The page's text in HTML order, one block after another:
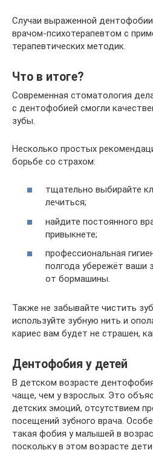
Случаи выраженной
врачом-психотерапевтом с
терапевтических методик.
Что в итоге?
Современная стоматология
с дентофобией смогли
зубы.
Несколько простых
борьбе со страхом:
тщательно выбирайте
лечиться;
найдите постоянного
привыкнете;
профессиональная
полгода убережёт ваши
от бормашины.
Также не забывайте чистить
используйте зубную нить и
кариес вам будет не страшен,
Дентофобия у детей
В детском возрасте
чаще, чем у взрослых. Это
детских эмоций, отсутствием
посещений зубного врача.
такая фобия у малышей в
поскольку в этом возрасте